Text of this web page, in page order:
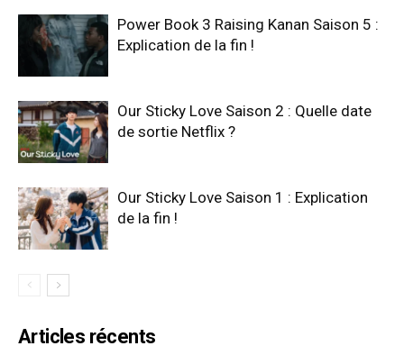
Power Book 3 Raising Kanan Saison 5 :
Explication de la fin !
Our Sticky Love Saison 2 : Quelle date
de sortie Netflix ?
Our Sticky Love Saison 1 : Explication
de la fin !
Articles récents